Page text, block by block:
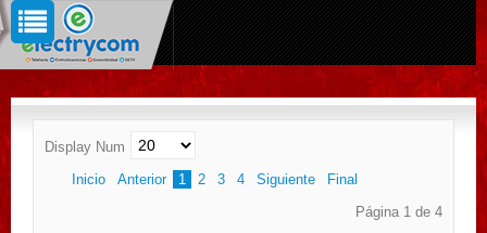
Display Num
Inicio
Anterior 1 2 3 4 Siguiente
Final
Página 1 de 4